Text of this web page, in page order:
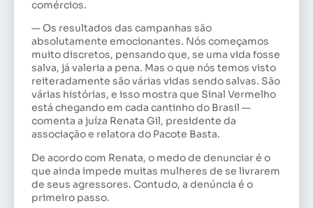
comércios.
— Os resultados das campanhas são
absolutamente emocionantes. Nós começamos
muito discretos, pensando que, se uma vida fosse
salva, já valeria a pena. Mas o que nós temos visto
reiteradamente são várias vidas sendo salvas. São
várias histórias, e isso mostra que Sinal Vermelho
está chegando em cada cantinho do Brasil —
comenta a juíza Renata Gil, presidente da
associação e relatora do Pacote Basta.
De acordo com Renata, o medo de denunciar é o
que ainda impede muitas mulheres de se livrarem
de seus agressores. Contudo, a denúncia é o
primeiro passo.